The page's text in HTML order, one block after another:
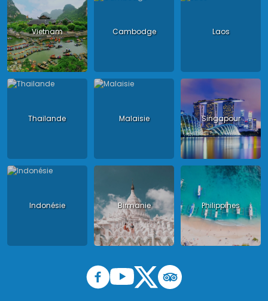
Vietnam Cambodge Laos
Thailande Malaisie Singapour
Indonésie Birmanie Philippines